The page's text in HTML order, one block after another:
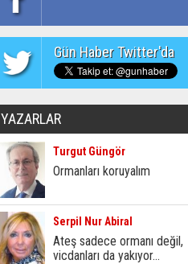
Gün Haber Twitter'da
YAZARLAR
Turgut Güngör
Ormanları koruyalım
Serpil Nur Abiral
Ateş sadece ormanı değil,
vicdanları da yakıyor...